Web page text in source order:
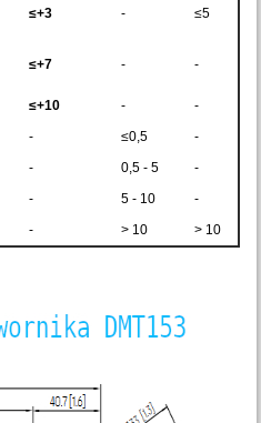
≤+3 - ≤5
≤+7 - -
≤+10 -
-
- ≤0,5
-
- 0,5 - 5
-
- 5 - 10
-
- > 10 > 10